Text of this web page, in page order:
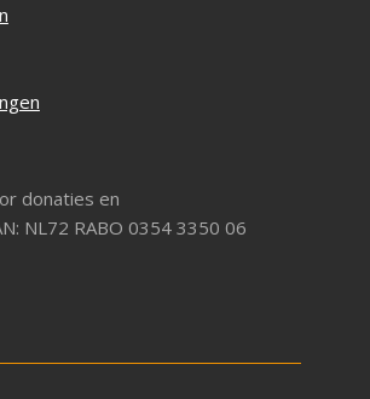
donaties en
NL72 RABO 0354 3350 06